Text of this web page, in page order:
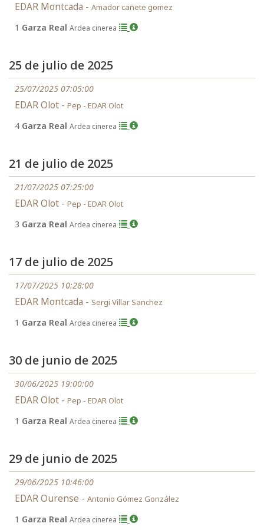
EDAR Montcada - Amador cañete gomez
1 Garza Real Ardea cinerea
25 de julio de 2025
25/07/2025 07:05:00
EDAR Olot - Pep - EDAR Olot
4 Garza Real Ardea cinerea
21 de julio de 2025
21/07/2025 07:25:00
EDAR Olot - Pep - EDAR Olot
3 Garza Real Ardea cinerea
17 de julio de 2025
17/07/2025 10:28:00
EDAR Montcada - Sergi Villar Sanchez
1 Garza Real Ardea cinerea
30 de junio de 2025
30/06/2025 19:00:00
EDAR Olot - Pep - EDAR Olot
1 Garza Real Ardea cinerea
29 de junio de 2025
29/06/2025 10:46:00
EDAR Ourense - Antonio Gómez González
1 Garza Real Ardea cinerea